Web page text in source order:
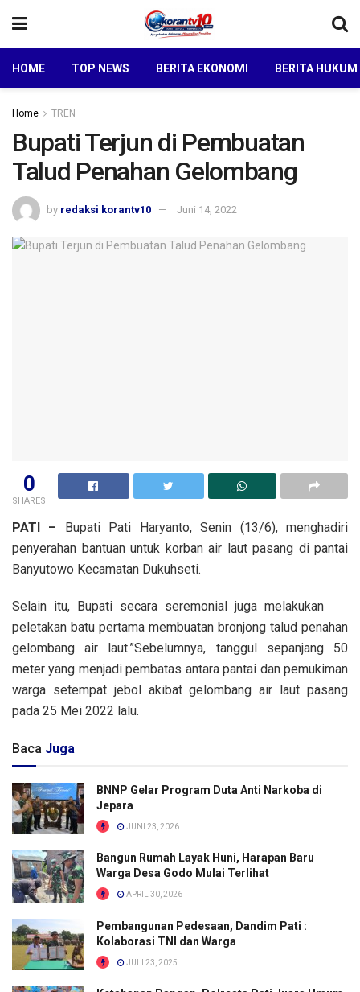
HOME TOP NEWS BERITA EKONOMI BERITA
Home TREN
Bupati Terjun di Pembuatan
Talud Penahan Gelombang
by redaksi korantv10 Juni 14, 2022
0
SHARES
PATI – Bupati Pati Haryanto, Senin (13/6), menghadiri
penyerahan bantuan untuk korban air laut pasang di pantai
Banyutowo Kecamatan Dukuhseti.
Selain itu, Bupati secara seremonial juga melakukan
peletakan batu pertama membuatan bronjong talud penahan
gelombang air laut.”Sebelumnya, tanggul sepanjang 50
meter yang menjadi pembatas antara pantai dan pemukiman
warga setempat jebol akibat gelombang air laut pasang
pada 25 Mei 2022 lalu.
Baca Juga
BNNP Gelar Program Duta Anti Narkoba di
Jepara
JUNI 23, 2026
Bangun Rumah Layak Huni, Harapan Baru
Warga Desa Godo Mulai Terlihat
APRIL 30, 2026
Pembangunan Pedesaan, Dandim Pati :
Kolaborasi TNI dan Warga
JULI 23, 2025